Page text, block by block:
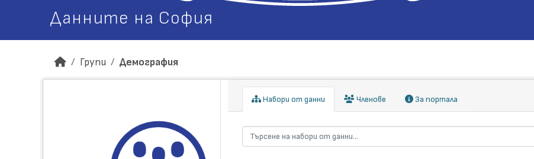
Данните на София
Групи Демография
Набори от данни Членове За портала